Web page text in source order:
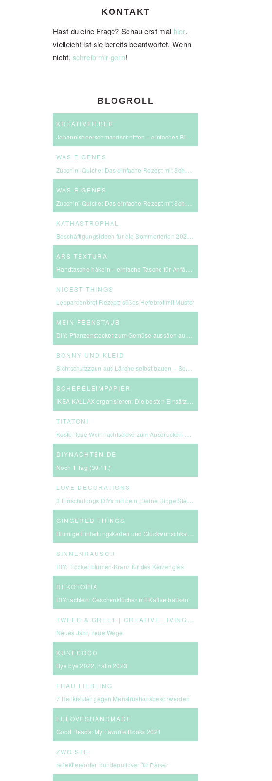
KONTAKT
Hast du eine Frage? Schau erst mal hier,
vielleicht ist sie bereits beantwortet. Wenn
nicht,schreib mir gern!
BLOGROLL
KREATIVFIEBER
Johannisbeerschmandschnitten – einfaches Blechkuchen Rezept
WAS EIGENES
Zucchini-Quiche: Das einfache Rezept mit Schmand & Kirschtomaten
WAS EIGENES
Zucchini-Quiche: Das einfache Rezept mit Schmand & Kirschtomaten
KATHASTROPHAL
Beschäftigungsideen für die Sommerferien 2026 – in Ludwigsburg, Stuttgart & Umgebung
ARS TEXTURA
Handtasche häkeln – einfache Tasche für Anfängerinnen
NICEST THINGS
Leopardenbrot Rezept: süßes Hefebrot mit Muster
MEIN FEENSTAUB
DIY: Pflanzenstecker zum Gemüse aussäen aus FIMO
BONNY UND KLEID
Sichtschutzzaun aus Lärche selbst bauen – Schritt-für-Schritt-Anleitung & Kosten
SCHERELEIMPAPIER
IKEA KALLAX organisieren: Die besten Einsätze für mehr Ordnung
TITATONI
Kostenlose Weihnachtsdeko zum Ausdrucken – eine kleine Girlande für euer Zuhause ☆
DIYNACHTEN.DE
Noch 1 Tag (30.11.)
LOVE DECORATIONS
3 Einschulungs DIYs mit dem „Deine Dinge Stempel – School Edition“ #BackToSchool + Gewinnspiel
GINGERED THINGS
Blumige Einladungskarten und Glückwunschkarten von Send a Smile
SINNENRAUSCH
DIY: Trockenblumen-Kranz für das Kerzenglas
DEKOTOPIA
DIYnachten: Geschenktücher mit Kaffee batiken
T
WEED & GREET | CREATIVE LIVING & BOLD CHOICES
Neues Jahr, neue Wege
KUNECOCO
Bye bye 2022, hallo 2023!
FRAU LIEBLING
7 Heilkräuter gegen Menstruationsbeschwerden
LULOVESHANDMADE
Good Reads: My Favorite Books 2021
ZWO:STE
reflektierender Hundepullover für Parker